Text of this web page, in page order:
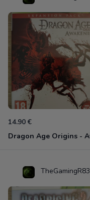
14.90 €
TheGamingR83